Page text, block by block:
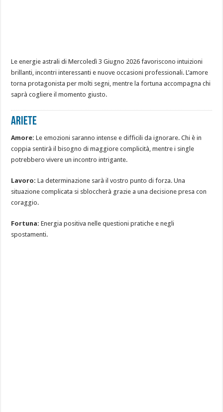
Le energie astrali di Mercoledì 3 Giugno 2026 favoriscono intuizioni
brillanti, incontri interessanti e nuove occasioni professionali. L’amore
torna protagonista per molti segni, mentre la fortuna accompagna chi
saprà cogliere il momento giusto.
ARIETE
Amore: Le emozioni saranno intense e difficili da ignorare. Chi è in
coppia sentirà il bisogno di maggiore complicità, mentre i single
potrebbero vivere un incontro intrigante.
Lavoro: La determinazione sarà il vostro punto di forza. Una
situazione complicata si sbloccherà grazie a una decisione presa con
coraggio.
Fortuna: Energia positiva nelle questioni pratiche e negli
spostamenti.